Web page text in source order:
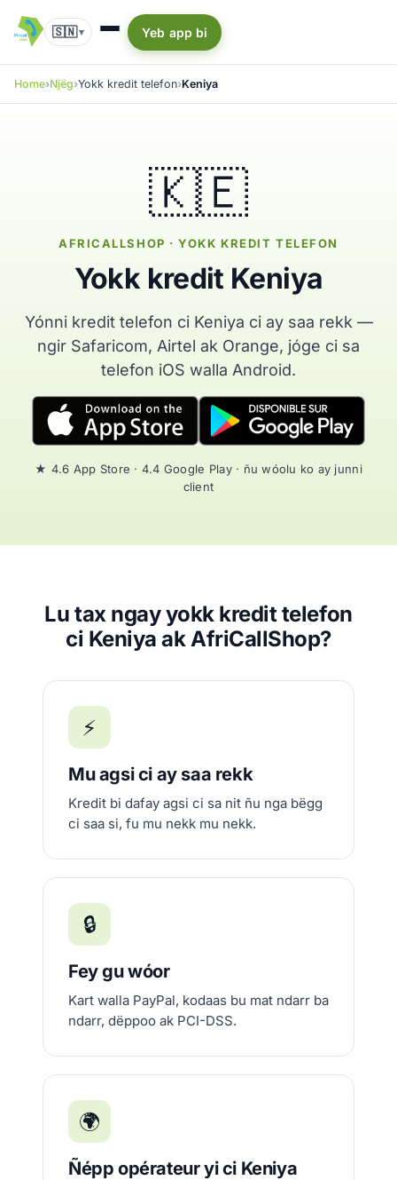
🇸🇳▾ Yeb app bi
Home Njëg Yokk kredit telefon Keniya
🇰🇪
AFRICALLSHOP · YOKK KREDIT TELEFON
Yokk kredit Keniya
Yónni kredit telefon ci Keniya ci ay saa rekk —
ngir Safaricom, Airtel ak Orange, jóge ci sa
telefon iOS walla Android.
★ 4.6 App Store · 4.4 Google Play · ñu wóolu ko ay junni
client
Lu tax ngay yokk kredit telefon
ci Keniya ak AfriCallShop?
⚡
Mu agsi ci ay saa rekk
Kredit bi dafay agsi ci sa nit ñu nga bëgg
ci saa si, fu mu nekk mu nekk.
🔒
Fey gu wóor
Kart walla PayPal, kodaas bu mat ndarr ba
ndarr, dëppoo ak PCI-DSS.
🌍
Ñépp opérateur yi ci Keniya